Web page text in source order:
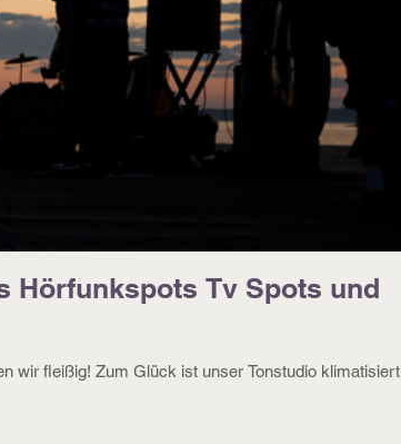
Hörfunkspots Tv Spots und
wir fleißig! Zum Glück ist unser Tonstudio klimatisiert